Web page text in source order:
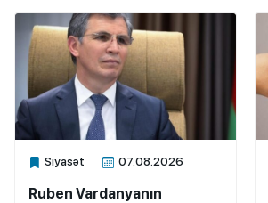
Siyasət 07.08.2026
Xalq.Online
Ruben Vardanyanın